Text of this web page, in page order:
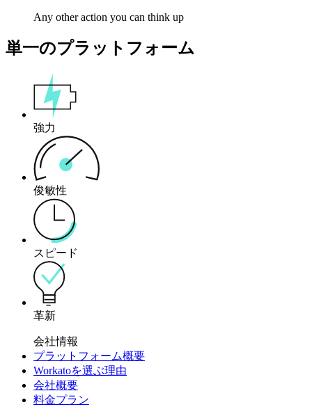
Any other action you can think up
単一のプラットフォーム
強力
俊敏性
スピード
革新
会社情報
プラットフォーム概要
Workatoを選ぶ理由
会社概要
料金プラン